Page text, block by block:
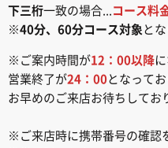
下三桁一致の場合... コース料
※40分、60分コース対象 と
※ご案内時間が12：00以降
営業終了が24：00となってお
お早めのご来店お待ちしてお
※ご来店時に携帯番号の確認